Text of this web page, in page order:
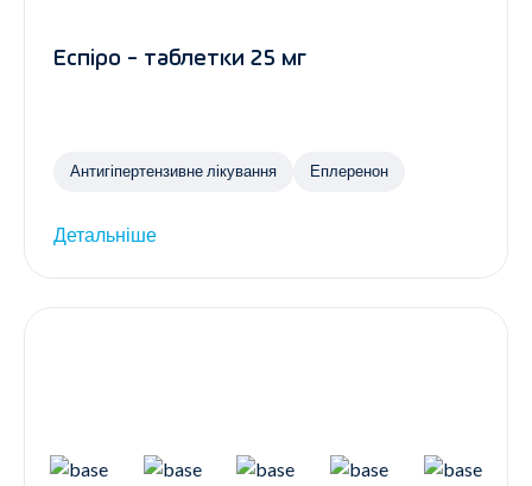
Еспіро - таблетки 25 мг
Антигіпертензивне лікування Еплеренон
Детальніше